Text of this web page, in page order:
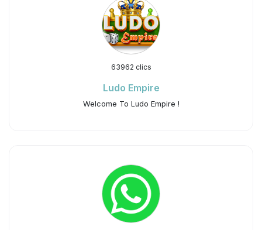
63962 clics
Ludo Empire
Welcome To Ludo Empire !